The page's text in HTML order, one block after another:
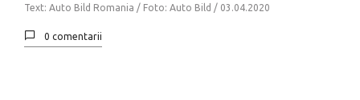
Text: Auto Bild Romania / Foto: Auto Bild / 03.04.2020
0 comentarii